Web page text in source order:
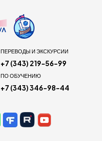
ПЕРЕВОДЫ И ЭКСКУРСИИ
+7 (343) 219-56-99
ПО ОБУЧЕНИЮ
+7 (343) 346-98-44